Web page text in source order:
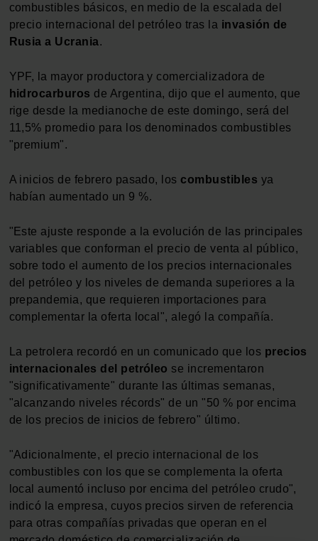
combustibles básicos, en medio de la escalada del
precio internacional del petróleo tras la invasión de
Rusia a Ucrania.
YPF, la mayor productora y comercializadora de
hidrocarburos de Argentina, dijo que el aumento, que
rige desde la medianoche de este domingo, será del
11,5% promedio para los denominados combustibles
"premium".
A inicios de febrero pasado, los combustibles ya
habían aumentado un 9 %.
"Este ajuste responde a la evolución de las principales
variables que conforman el precio de venta al público,
sobre todo el aumento de los precios internacionales
del petróleo y los niveles de demanda superiores a la
prepandemia, que requieren importaciones para
complementar la oferta local", alegó la compañía.
La petrolera recordó en un comunicado que los precios
internacionales del petróleo se incrementaron
"significativamente" durante las últimas semanas,
"alcanzando niveles récords" de un "50 % por encima
de los precios de inicios de febrero" último.
"Adicionalmente, el precio internacional de los
combustibles con los que se complementa la oferta
local aumentó incluso por encima del petróleo crudo",
indicó la empresa, cuyos precios sirven de referencia
para otras compañías privadas que operan en el